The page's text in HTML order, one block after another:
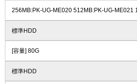
256MB:PK-UG-ME020 512MB:PK-UG-ME021
標準HDD
[容量] 80G
標準HDD